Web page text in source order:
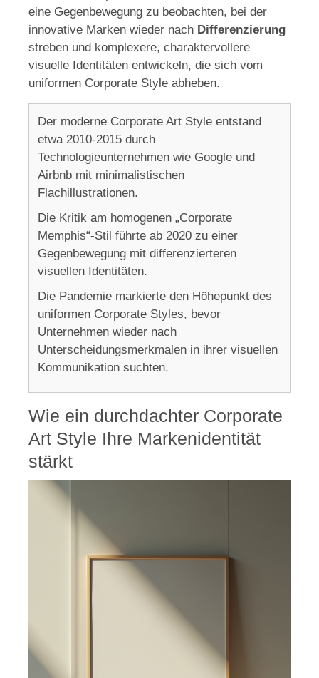
eine Gegenbewegung zu beobachten, bei der
innovative Marken wieder nach Differenzierung
streben und komplexere, charaktervollere
visuelle Identitäten entwickeln, die sich vom
uniformen Corporate Style abheben.
Der moderne Corporate Art Style entstand
etwa 2010-2015 durch
Technologieunternehmen wie Google und
Airbnb mit minimalistischen
Flachillustrationen.
Die Kritik am homogenen „Corporate
Memphis“-Stil führte ab 2020 zu einer
Gegenbewegung mit differenzierteren
visuellen Identitäten.
Die Pandemie markierte den Höhepunkt des
uniformen Corporate Styles, bevor
Unternehmen wieder nach
Unterscheidungsmerkmalen in ihrer visuellen
Kommunikation suchten.
Wie ein durchdachter Corporate
Art Style Ihre Markenidentität
stärkt